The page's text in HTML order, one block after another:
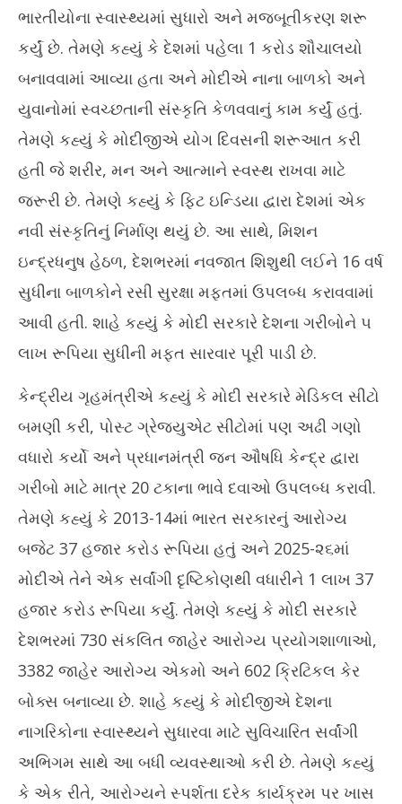
ભારતીયોના સ્વાસ્થ્યમાં સુધારો અને મજબૂતીકરણ શરૂ
કર્યું છે. તેમણે કહ્યું કે દેશમાં પહેલા 1 કરોડ શૌચાલયો
બનાવવામાં આવ્યા હતા અને મોદીએ નાના બાળકો અને
યુવાનોમાં સ્વચ્છતાની સંસ્કૃતિ કેળવવાનું કામ કર્યું હતું.
તેમણે કહ્યું કે મોદીજીએ યોગ દિવસની શરૂઆત કરી
હતી જે શરીર, મન અને આત્માને સ્વસ્થ રાખવા માટે
જરૂરી છે. તેમણે કહ્યું કે ફિટ ઇન્ડિયા દ્વારા દેશમાં એક
નવી સંસ્કૃતિનું નિર્માણ થયું છે. આ સાથે, મિશન
ઇન્દ્રધનુષ હેઠળ, દેશભરમાં નવજાત શિશુથી લઈને 16 વર્ષ
સુધીના બાળકોને રસી સુરક્ષા મફતમાં ઉપલબ્ધ કરાવવામાં
આવી હતી. શાહે કહ્યું કે મોદી સરકારે દેશના ગરીબોને ૫
લાખ રૂપિયા સુધીની મફત સારવાર પૂરી પાડી છે.
કેન્દ્રીય ગૃહમંત્રીએ કહ્યું કે મોદી સરકારે મેડિકલ સીટો
બમણી કરી, પોસ્ટ ગ્રેજ્યુએટ સીટોમાં પણ અઢી ગણો
વધારો કર્યો અને પ્રધાનમંત્રી જન ઔષધિ કેન્દ્ર દ્વારા
ગરીબો માટે માત્ર 20 ટકાના ભાવે દવાઓ ઉપલબ્ધ કરાવી.
તેમણે કહ્યું કે 2013-14માં ભારત સરકારનું આરોગ્ય
બજેટ 37 હજાર કરોડ રૂપિયા હતું અને 2025-૨૬માં
મોદીએ તેને એક સર્વાંગી દૃષ્ટિકોણથી વધારીને 1 લાખ 37
હજાર કરોડ રૂપિયા કર્યું. તેમણે કહ્યું કે મોદી સરકારે
દેશભરમાં 730 સંકલિત જાહેર આરોગ્ય પ્રયોગશાળાઓ,
3382 જાહેર આરોગ્ય એકમો અને 602 ક્રિટિકલ કેર
બોક્સ બનાવ્યા છે. શાહે કહ્યું કે મોદીજીએ દેશના
નાગરિકોના સ્વાસ્થ્યને સુધારવા માટે સુવિચારિત સર્વાંગી
અભિગમ સાથે આ બધી વ્યવસ્થાઓ કરી છે. તેમણે કહ્યું
કે એક રીતે, આરોગ્યને સ્પર્શતા દરેક કાર્યક્રમ પર ખાસ